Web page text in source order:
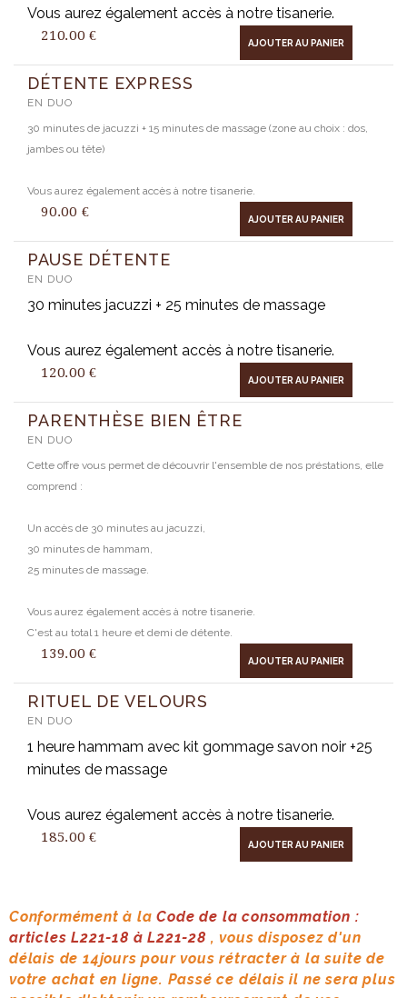
Vous aurez également accès à notre tisanerie.
210.00€ AJOUTER AU PANIER
DÉTENTE EXPRESS
EN DUO
30 minutes de jacuzzi + 15 minutes de massage (zone au choix : dos,
jambes ou tête)
Vous aurez également accès à notre tisanerie.
90.00 € AJOUTER AU PANIER
PAUSE DÉTENTE
EN DUO
30 minutes jacuzzi + 25 minutes de massage
Vous aurez également accès à notre tisanerie.
120.00€ AJOUTER AU PANIER
PARENTHÈSE BIEN ÊTRE
EN DUO
Cette offre vous permet de découvrir l'ensemble de nos préstations, elle
comprend :
Un accès de 30 minutes au jacuzzi,
30 minutes de hammam,
25 minutes de massage.
Vous aurez également accès à notre tisanerie.
C'est au total 1 heure et demi de détente.
139.00€ AJOUTER AU PANIER
RITUEL DE VELOURS
EN DUO
1 heure hammam avec kit gommage savon noir +25
minutes de massage
Vous aurez également accès à notre tisanerie.
185.00€ AJOUTER AU PANIER
Conformément à laCode de la consommation :
articles L221-18 à L221-28 , vous disposez d'un
délais de 14jours pour vous rétracter à la suite de
votre achat en ligne. Passé ce délais il ne sera plus